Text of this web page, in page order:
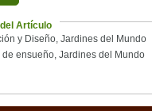
Artículo
y Diseño, Jardines del Mundo
de ensueño, Jardines del Mundo